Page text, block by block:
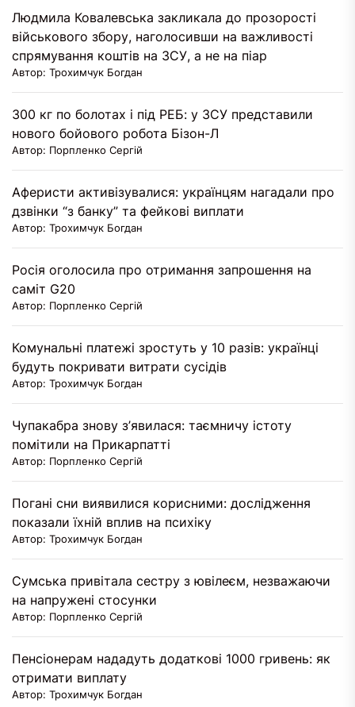
Людмила Ковалевська закликала до прозорості
військового збору, наголосивши на важливості
спрямування коштів на ЗСУ, а не на піар
Автор: Трохимчук Богдан
300 кг по болотах і під РЕБ: у ЗСУ представили
нового бойового робота Бізон-Л
Автор: Порпленко Сергій
Аферисти активізувалися: українцям нагадали про
дзвінки “з банку” та фейкові виплати
Автор: Трохимчук Богдан
Росія оголосила про отримання запрошення на
саміт G20
Автор: Порпленко Сергій
Комунальні платежі зростуть у 10 разів: українці
будуть покривати витрати сусідів
Автор: Трохимчук Богдан
Чупакабра знову з’явилася: таємничу істоту
помітили на Прикарпатті
Автор: Порпленко Сергій
Погані сни виявилися корисними: дослідження
показали їхній вплив на психіку
Автор: Трохимчук Богдан
Сумська привітала сестру з ювілеєм, незважаючи
на напружені стосунки
Автор: Порпленко Сергій
Пенсіонерам нададуть додаткові 1000 гривень: як
отримати виплату
Автор: Трохимчук Богдан